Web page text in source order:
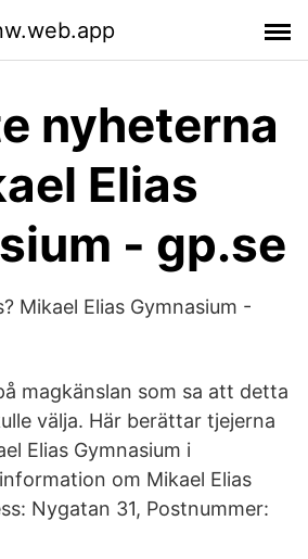
nyheterna
Elias
- gp.se
Mikael Elias Gymnasium -
magkänslan som sa att detta
välja. Här berättar tjejerna
Elias Gymnasium i
om Mikael Elias
Nygatan 31, Postnummer: